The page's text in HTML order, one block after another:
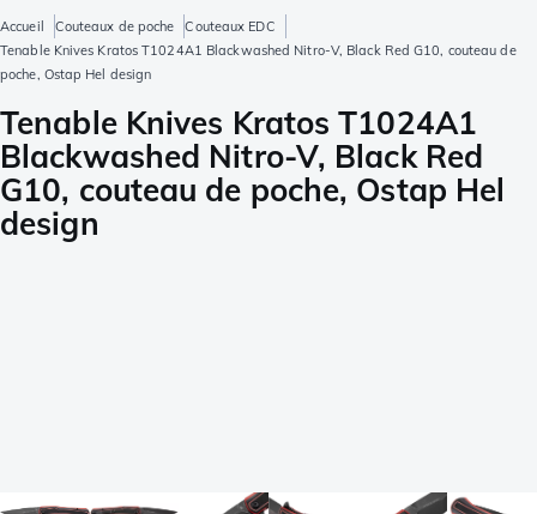
Accueil Couteaux de poche
Couteaux EDC
Tenable Knives Kratos T1024A1 Blackwashed Nitro-V, Black Red G10, couteau de
poche, Ostap Hel design
Tenable Knives Kratos T1024A1
Blackwashed Nitro-V, Black Red
G10, couteau de poche, Ostap Hel
design